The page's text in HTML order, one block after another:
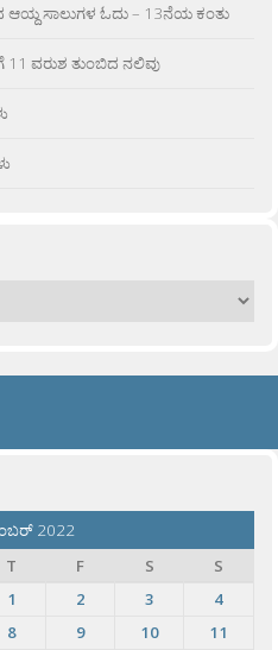
ಸಾಲುಗಳ ಓದು – 13ನೆಯ ಕಂತು
ವರುಶ ತುಂಬಿದ ನಲಿವು
2022
T F S
S
1
2 3
4
8 9 10
11